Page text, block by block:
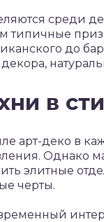
среди
типичные
до
в
арт-деко в
Однако
элитные
черты.